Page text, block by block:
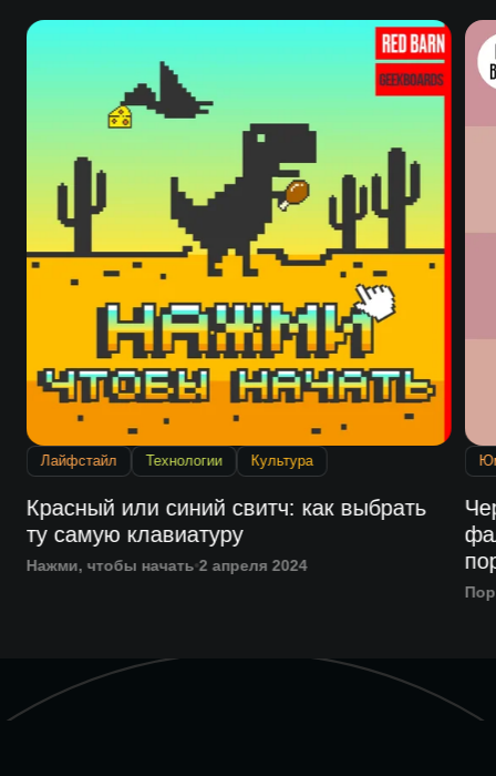
Лайфстайл Технологии Культура
Красный или синий свитч: как выбрать
ту самую клавиатуру
Нажми, чтобы начать 2 апреля 2024